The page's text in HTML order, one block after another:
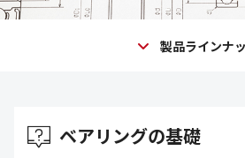
コーポレートサイト
製品ラインナ
ベアリングの基礎